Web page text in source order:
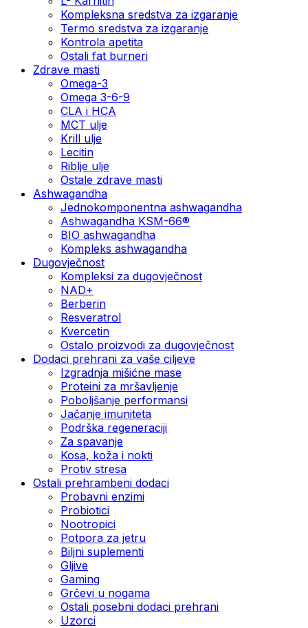
Kompleksna sredstva za izgaranje
Termo sredstva za izgaranje
Kontrola apetita
Ostali fat burneri
Zdrave masti
Omega-3
Omega 3-6-9
CLA i HCA
MCT ulje
Krill ulje
Lecitin
Riblje ulje
Ostale zdrave masti
Ashwagandha
Jednokomponentna ashwagandha
Ashwagandha KSM-66®
BIO ashwagandha
Kompleks ashwagandha
Dugovječnost
Kompleksi za dugovječnost
NAD+
Berberin
Resveratrol
Kvercetin
Ostalo proizvodi za dugovječnost
Dodaci prehrani za vaše ciljeve
Izgradnja mišićne mase
Proteini za mršavljenje
Poboljšanje performansi
Jačanje imuniteta
Podrška regeneraciji
Za spavanje
Kosa, koža i nokti
Protiv stresa
Ostali prehrambeni dodaci
Probavni enzimi
Probiotici
Nootropici
Potpora za jetru
Biljni suplementi
Gljive
Gaming
Grčevi u nogama
Ostali posebni dodaci prehrani
Uzorci